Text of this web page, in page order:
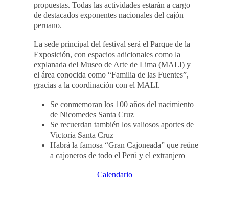
propuestas. Todas las actividades estarán a cargo
de destacados exponentes nacionales del cajón
peruano.
La sede principal del festival será el Parque de la
Exposición, con espacios adicionales como la
explanada del Museo de Arte de Lima (MALI) y
el área conocida como “Familia de las Fuentes”,
gracias a la coordinación con el MALI.
Se conmemoran los 100 años del nacimiento
de Nicomedes Santa Cruz
Se recuerdan también los valiosos aportes de
Victoria Santa Cruz
Habrá la famosa “Gran Cajoneada” que reúne
a cajoneros de todo el Perú y el extranjero
Calendario